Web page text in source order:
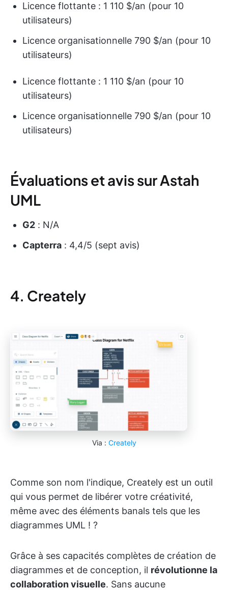
Licence flottante : 1 110 $/an (pour 10
utilisateurs)
Licence organisationnelle 790 $/an (pour 10
utilisateurs)
Licence flottante : 1 110 $/an (pour 10
utilisateurs)
Licence organisationnelle 790 $/an (pour 10
utilisateurs)
Évaluations et avis sur Astah
UML
G2 : N/A
Capterra : 4,4/5 (sept avis)
4. Creately
Via : Creately
Comme son nom l'indique, Creately est un outil
qui vous permet de libérer votre créativité,
même avec des éléments banals tels que les
diagrammes UML ! ?
Grâce à ses capacités complètes de création de
diagrammes et de conception, il révolutionne la
collaboration visuelle. Sans aucune